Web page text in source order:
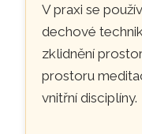
V praxi se
dechové
zklidnění
prostoru
vnitřní disciplíny.